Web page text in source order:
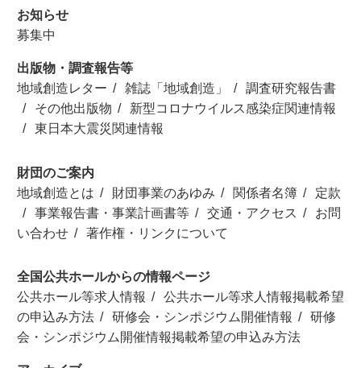
お知らせ
募集中
出版物・調査報告等
地域創造レター
雑誌「地域創造」
調査研究報告書
その他出版物
新型コロナウイルス感染症関連情報
東日本大震災関連情報
財団のご案内
地域創造とは
財団事業のあゆみ 関係者名簿
定款
事業報告書・事業計画書等
交通・アクセス
お問
い合わせ
著作権・リンクについて
全国公共ホールからの情報ページ
公共ホール等求人情報
公共ホール等求人情報掲載希望
の申込み方法
研修会・シンポジウム開催情報
研修
会・シンポジウム開催情報掲載希望の申込み方法